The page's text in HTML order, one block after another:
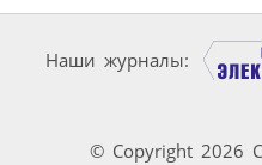
Наши журналы:
© Copyright 2026